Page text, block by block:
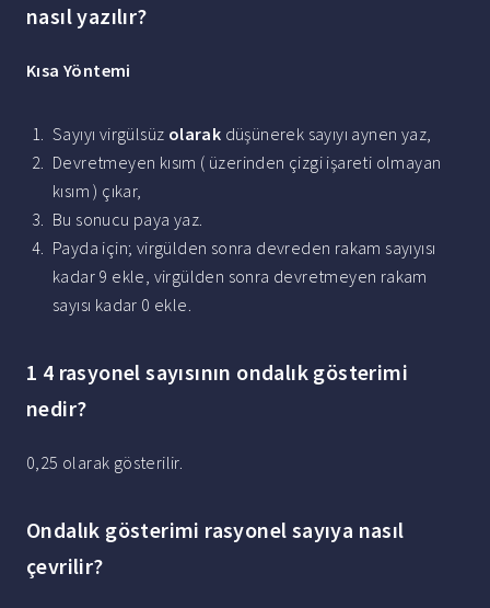
nasıl yazılır?
Kısa Yöntemi
Sayıyı virgülsüz olarak düşünerek sayıyı aynen yaz,
Devretmeyen kısım ( üzerinden çizgi işareti olmayan
kısım ) çıkar,
Bu sonucu paya yaz.
Payda için; virgülden sonra devreden rakam sayıyısı
kadar 9 ekle, virgülden sonra devretmeyen rakam
sayısı kadar 0 ekle.
1 4 rasyonel sayısının ondalık gösterimi
nedir?
0,25 olarak gösterilir.
Ondalık gösterimi rasyonel sayıya nasıl
çevrilir?